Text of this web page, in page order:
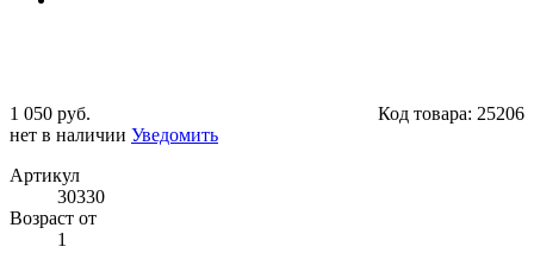
1 050 руб. Код товара: 25206
нет в наличии Уведомить
Артикул
30330
Возраст от
1